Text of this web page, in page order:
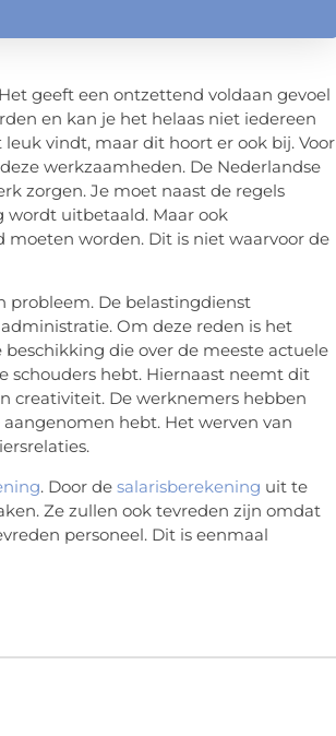
geeft een ontzettend voldaan gevoel
en kan je het helaas niet iedereen
vindt, maar dit hoort er ook bij. Voor
werkzaamheden. De Nederlandse
zorgen. Je moet naast de regels
wordt uitbetaald. Maar ook
worden. Dit is niet waarvoor de
probleem. De belastingdienst
Om deze reden is het
die over de meeste actuele
schouders hebt. Hiernaast neemt dit
creativiteit. De werknemers hebben
hebt. Het werven van
. Door de salarisberekening uit te
Ze zullen ook tevreden zijn omdat
personeel. Dit is eenmaal